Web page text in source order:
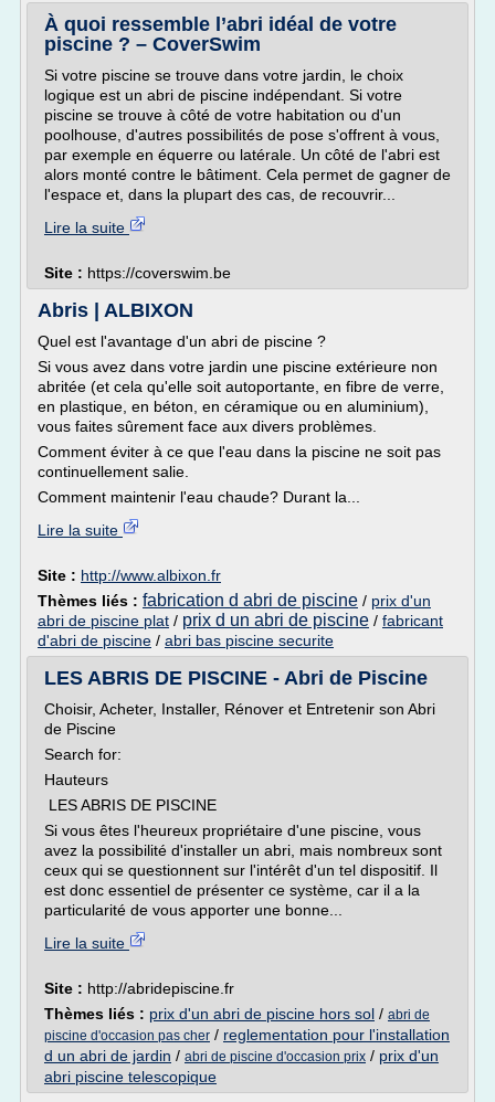
À quoi ressemble l’abri idéal de votre
piscine ? – CoverSwim
Si votre piscine se trouve dans votre jardin, le choix
logique est un abri de piscine indépendant. Si votre
piscine se trouve à côté de votre habitation ou d'un
poolhouse, d'autres possibilités de pose s'offrent à vous,
par exemple en équerre ou latérale. Un côté de l'abri est
alors monté contre le bâtiment. Cela permet de gagner de
l'espace et, dans la plupart des cas, de recouvrir...
Lire la suite
Site : https://coverswim.be
Abris | ALBIXON
Quel est l'avantage d'un abri de piscine ?
Si vous avez dans votre jardin une piscine extérieure non
abritée (et cela qu'elle soit autoportante, en fibre de verre,
en plastique, en béton, en céramique ou en aluminium),
vous faites sûrement face aux divers problèmes.
Comment éviter à ce que l'eau dans la piscine ne soit pas
continuellement salie.
Comment maintenir l'eau chaude? Durant la...
Lire la suite
Site : http://www.albixon.fr
Thèmes liés : fabrication d abri de piscine / prix d'un
abri de piscine plat / prix d un abri de piscine / fabricant
d'abri de piscine / abri bas piscine securite
LES ABRIS DE PISCINE - Abri de Piscine
Choisir, Acheter, Installer, Rénover et Entretenir son Abri
de Piscine
Search for:
Hauteurs
LES ABRIS DE PISCINE
Si vous êtes l'heureux propriétaire d'une piscine, vous
avez la possibilité d'installer un abri, mais nombreux sont
ceux qui se questionnent sur l'intérêt d'un tel dispositif. Il
est donc essentiel de présenter ce système, car il a la
particularité de vous apporter une bonne...
Lire la suite
Site : http://abridepiscine.fr
Thèmes liés : prix d'un abri de piscine hors sol / abri de
piscine d'occasion pas cher / reglementation pour l'installation
d un abri de jardin / abri de piscine d'occasion prix / prix d'un
abri piscine telescopique